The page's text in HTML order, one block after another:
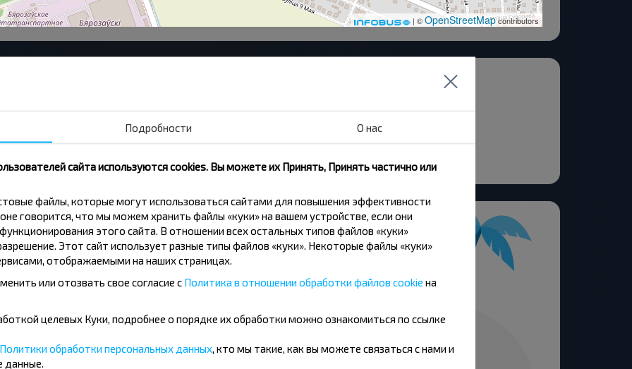
| ©OpenStreetMapcontributors
Магазин №6
Парк
Поворот на МКК
Строительный Лицей
Комсомольская
дешевле?
и другие интересные
получение новостей и
Подробности О нас
сайта используются cookies. Вы можете их Принять, Принять частично или
файлы, которые могут использоваться сайтами для повышения эффективности
говорится, что мы можем хранить файлы «куки» на вашем устройстве, если они
этого сайта. В отношении всех остальных типов файлов «куки»
Этот сайт использует разные типы файлов «куки». Некоторые файлы «куки»
отображаемыми на наших страницах.
или отозвать свое согласие с Политика в отношении обработки файлов cookie на
целевых Куки, подробнее о порядке их обработки можно ознакомиться по ссылке
Политики обработки персональных данных , кто мы такие, как вы можете связаться с нами и
данные.